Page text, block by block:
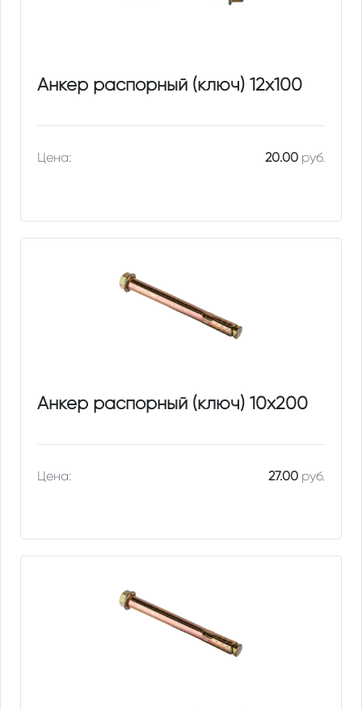
Анкер распорный (ключ) 12х100
Цена: 20.00руб.
Анкер распорный (ключ) 10х200
Цена: 27.00руб.